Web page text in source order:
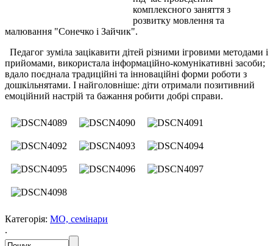
комплексного заняття з
розвитку мовлення та
малювання "Сонечко і Зайчик".
Педагог зуміла зацікавити дітей різними ігровими методами і
прийомами, використала інформаційно-комунікативні засоби;
вдало поєднала традиційні та інноваційні форми роботи з
дошкільнятами. І найголовніше: діти отримали позитивний
емоційний настрій та бажання робити добрі справи.
Категорія: МО, семінари
.